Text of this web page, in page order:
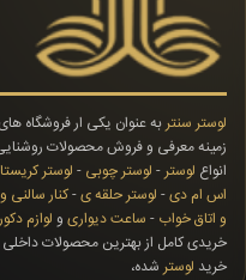
لوستر سنتر به عنوان یکی ار فروشگاه
زمینه معرفی و فروش محصولات
انواع لوستر - لوستر چوبی - لوستر
اس ام دی- لوستر حلقه ی-کنار سالنی
و اتاق خواب - ساعت دیواری و لوازم
خریدی کامل از بهترین محصولات
خرید لوستر شده،